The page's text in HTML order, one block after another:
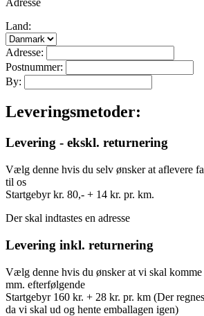
Land:
Adresse:
Postnummer:
By:
Leveringsmetoder:
Levering - ekskl. returnering
Vælg denne hvis du selv ønsker at aflevere
til os
Startgebyr kr. 80,- + 14 kr. pr. km.
Der skal indtastes en adresse
Levering inkl. returnering
Vælg denne hvis du ønsker at vi skal komme
mm. efterfølgende
Startgebyr 160 kr. + 28 kr. pr. km (Der
da vi skal ud og hente emballagen igen)